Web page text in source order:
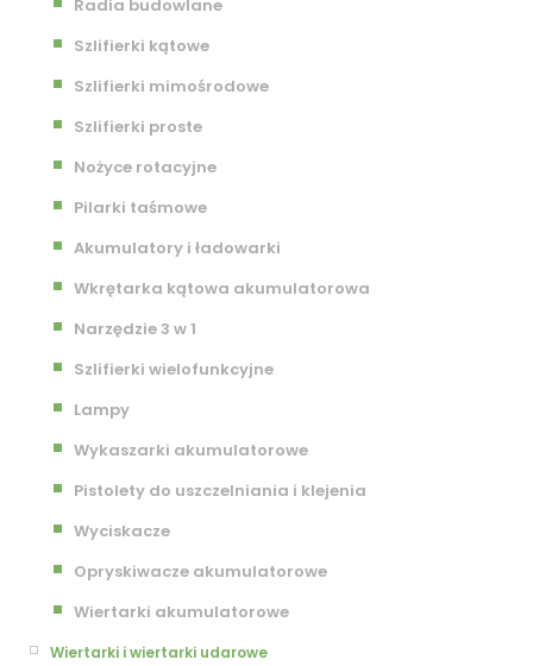
Radia budowlane
Szlifierki kątowe
Szlifierki mimośrodowe
Szlifierki proste
Nożyce rotacyjne
Pilarki taśmowe
Akumulatory i ładowarki
Wkrętarka kątowa akumulatorowa
Narzędzie 3 w 1
Szlifierki wielofunkcyjne
Lampy
Wykaszarki akumulatorowe
Pistolety do uszczelniania i klejenia
Wyciskacze
Opryskiwacze akumulatorowe
Wiertarki akumulatorowe
Wiertarki i wiertarki udarowe